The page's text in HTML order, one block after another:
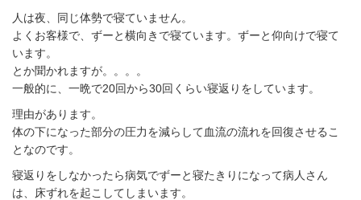
人は夜、 同じ体勢で寝ていません。
よく お客様で、 ずーと横向きで寝ています。 ずーと仰向けで寝て
います。
とか聞かれますが。。。。
一般的に、 一晩で20回から30回くらい寝返りをしています。
理由があります。
体の下になった部分の圧力を減らして血流の流れを回復させるこ
となのです。
寝返りをしなかったら病気でずーと寝たきりになって病人さん
は、
床ずれを起こしてしまいます。